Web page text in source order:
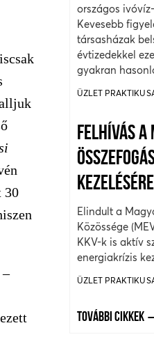
30
–
országos
Kevesebb
társasházak
évtizedekkel
gyakran
ÜZLET
FELHÍVÁS A
KEZELÉSÉRE
Elindult a
Közössége
KKV-k is aktív
energiakrízis
ÜZLET
TOVÁBBI CIKKEK